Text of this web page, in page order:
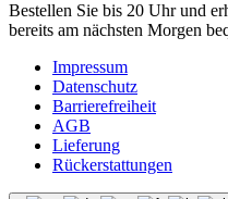
Bestellen Sie bis 20 Uhr und
bereits am nächsten Morgen
Impressum
Datenschutz
Barrierefreiheit
AGB
Lieferung
Rückerstattungen